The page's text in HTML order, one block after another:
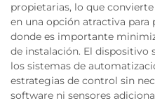
propietarias, lo que
en una opción atractiva
donde es importante
de instalación. El dispositivo
los sistemas de
estrategias de control sin
software ni sensores